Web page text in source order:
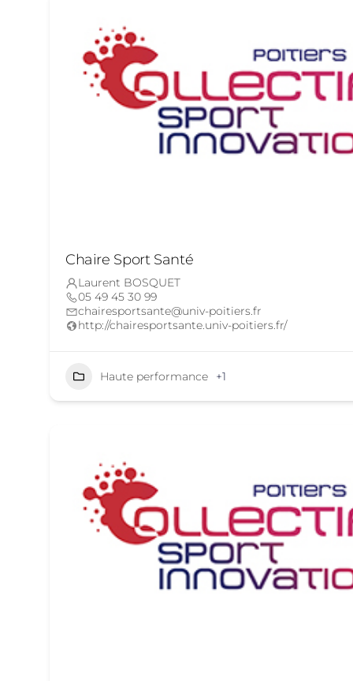
Chaire Sport Santé
Laurent BOSQUET
05 49 45 30 99
chairesportsante@univ-poitiers.fr
http://chairesportsante.univ-poitiers.fr/
Haute performance +1